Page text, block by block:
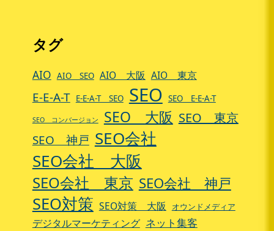
タグ
AIO AIO SEO AIO 大阪 AIO 東京
E-E-A-T E-E-A-T SEO SEO SEO E-E-A-T
SEO コンバージョン SEO 大阪 SEO 東京
SEO 神戸 SEO会社
SEO会社 大阪
SEO会社 東京 SEO会社 神戸
SEO対策 SEO対策 大阪 オウンドメディア
デジタルマーケティング ネット集客